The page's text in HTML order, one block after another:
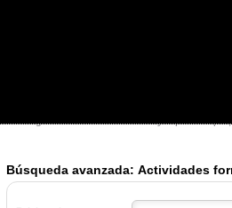
de regulación de la eutanasia y aquellas
Búsqueda